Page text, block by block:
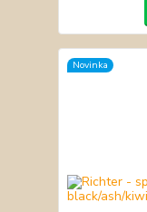
Novinka